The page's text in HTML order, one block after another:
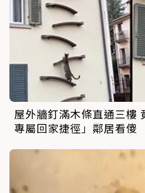
屋外牆釘滿木條直通三樓
專屬回家捷徑」鄰居看傻